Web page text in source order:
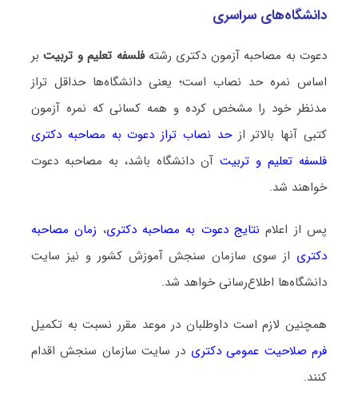
دانشگاه‌های سراسری
دعوت به مصاحبه آزمون دکتری رشتهفلسفه تعلیم و تربیتبر
اساس نمره حد نصاب است؛ یعنی دانشگاه‌ها حداقل تراز
مدنظر خود را مشخص کرده و همه کسانی که نمره آزمون
کتبی آنها بالاتر ازحد نصاب تراز دعوت به مصاحبه دکتری
فلسفه تعلیم و تربیت آن دانشگاه باشد، به مصاحبه دعوت
خواهند شد.
پس از اعلام نتایج دعوت به مصاحبه دکتری، زمان مصاحبه
دکتری از سوی سازمان سنجش آموزش کشور و نیز سایت
دانشگاه‌ها اطلاع‌رسانی خواهد شد.
همچنین لازم است داوطلبان در موعد مقرر نسبت به تکمیل
فرم صلاحیت عمومی دکتری در سایت سازمان سنجش اقدام
کنند.